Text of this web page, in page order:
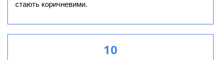
стають коричневими.
10